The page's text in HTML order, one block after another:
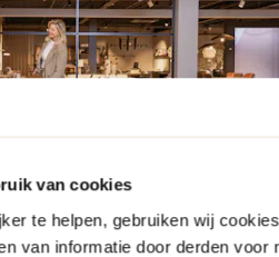
van cookies
te helpen, gebruiken wij
van informatie door derden voor